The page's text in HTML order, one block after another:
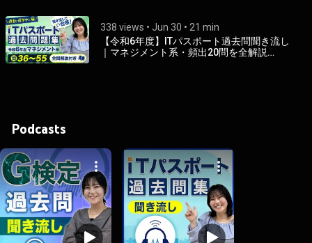
338 views • Jun 30 • 21 min
【令和6年度】ITパスポート過去問聞き流し
｜マネジメント系・頻出20問を全解説
Podcasts